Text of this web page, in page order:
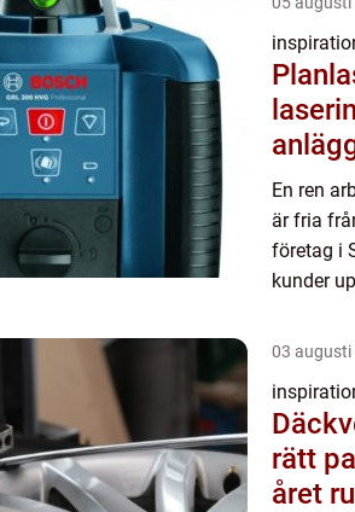
Planlaser så
En ren
är fria
företag i
kunder
03 augusti
rätt
året